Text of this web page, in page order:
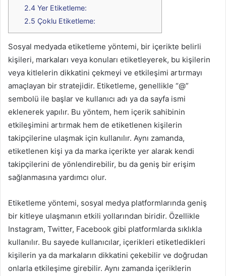
2.4 Yer Etiketleme:
2.5 Çoklu Etiketleme:
Sosyal medyada etiketleme yöntemi, bir içerikte belirli
kişileri, markaları veya konuları etiketleyerek, bu kişilerin
veya kitlelerin dikkatini çekmeyi ve etkileşimi artırmayı
amaçlayan bir stratejidir. Etiketleme, genellikle “@”
sembolü ile başlar ve kullanıcı adı ya da sayfa ismi
eklenerek yapılır. Bu yöntem, hem içerik sahibinin
etkileşimini artırmak hem de etiketlenen kişilerin
takipçilerine ulaşmak için kullanılır. Aynı zamanda,
etiketlenen kişi ya da marka içerikte yer alarak kendi
takipçilerini de yönlendirebilir, bu da geniş bir erişim
sağlanmasına yardımcı olur.
Etiketleme yöntemi, sosyal medya platformlarında geniş
bir kitleye ulaşmanın etkili yollarından biridir. Özellikle
Instagram, Twitter, Facebook gibi platformlarda sıklıkla
kullanılır. Bu sayede kullanıcılar, içerikleri etiketledikleri
kişilerin ya da markaların dikkatini çekebilir ve doğrudan
onlarla etkileşime girebilir. Aynı zamanda içeriklerin